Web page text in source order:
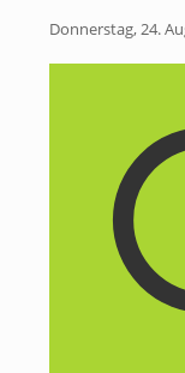
Donnerstag, 24.